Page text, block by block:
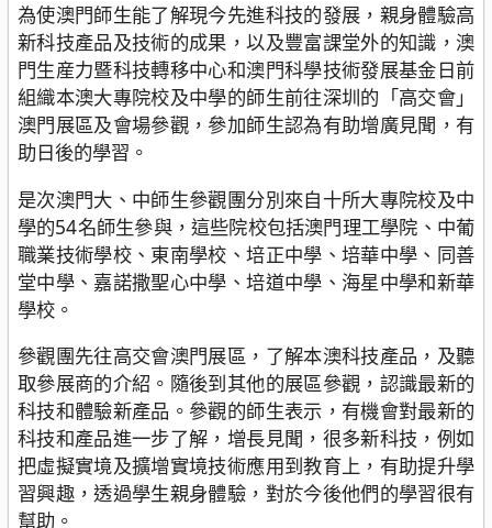
為使澳門師生能了解現今先進科技的發展，親身體驗高
新科技產品及技術的成果，以及豐富課堂外的知識，澳
門生産力暨科技轉移中心和澳門科學技術發展基金日前
組織本澳大專院校及中學的師生前往深圳的「高交會」
澳門展區及會場參觀，參加師生認為有助增廣見聞，有
助日後的學習。
是次澳門大、中師生參觀團分別來自十所大專院校及中
學的54名師生參與，這些院校包括澳門理工學院、中葡
職業技術學校、東南學校、培正中學、培華中學、同善
堂中學、嘉諾撒聖心中學、培道中學、海星中學和新華
學校。
參觀團先往高交會澳門展區，了解本澳科技產品，及聽
取參展商的介紹。隨後到其他的展區參觀，認識最新的
科技和體驗新產品。參觀的師生表示，有機會對最新的
科技和產品進一步了解，增長見聞，很多新科技，例如
把虛擬實境及擴增實境技術應用到教育上，有助提升學
習興趣，透過學生親身體驗，對於今後他們的學習很有
幫助。